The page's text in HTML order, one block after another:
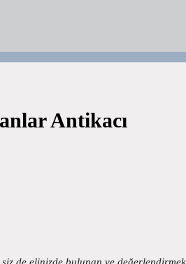
Antikacı
de elinizde bulunan ve